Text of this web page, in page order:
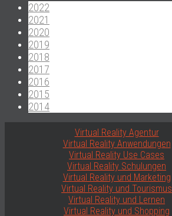
2022
2021
2020
2019
2018
2017
2016
2015
2014
Virtual Reality Agentur
Virtual Reality Anwendungen
Virtual Reality Use Cases
Virtual Reality Schulungen
Virtual Reality und Marketing
Virtual Reality und Tourismus
Virtual Reality und Lernen
Virtual Reality und Shopping